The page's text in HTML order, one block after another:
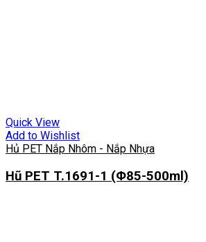
Quick View
Add to Wishlist
Hủ PET Nắp Nhôm - Nắp Nhựa
Hũ PET T.1691-1 (Φ85-500ml)